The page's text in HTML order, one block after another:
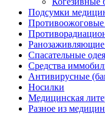
Подсумки
Противоожоговые
Ранозаживляющие
Спасательные
Средства
Антивирусные
Носилки
Медицинская
Разное из